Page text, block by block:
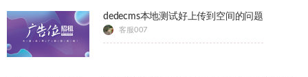
dedecms本地测试好上传到空间的问题
客服007